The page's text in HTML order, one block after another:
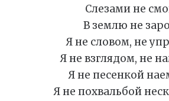
Слезами не
В землю не
Я не словом, не
Я не взглядом, не
Я не песенкой
Я не похвальбой